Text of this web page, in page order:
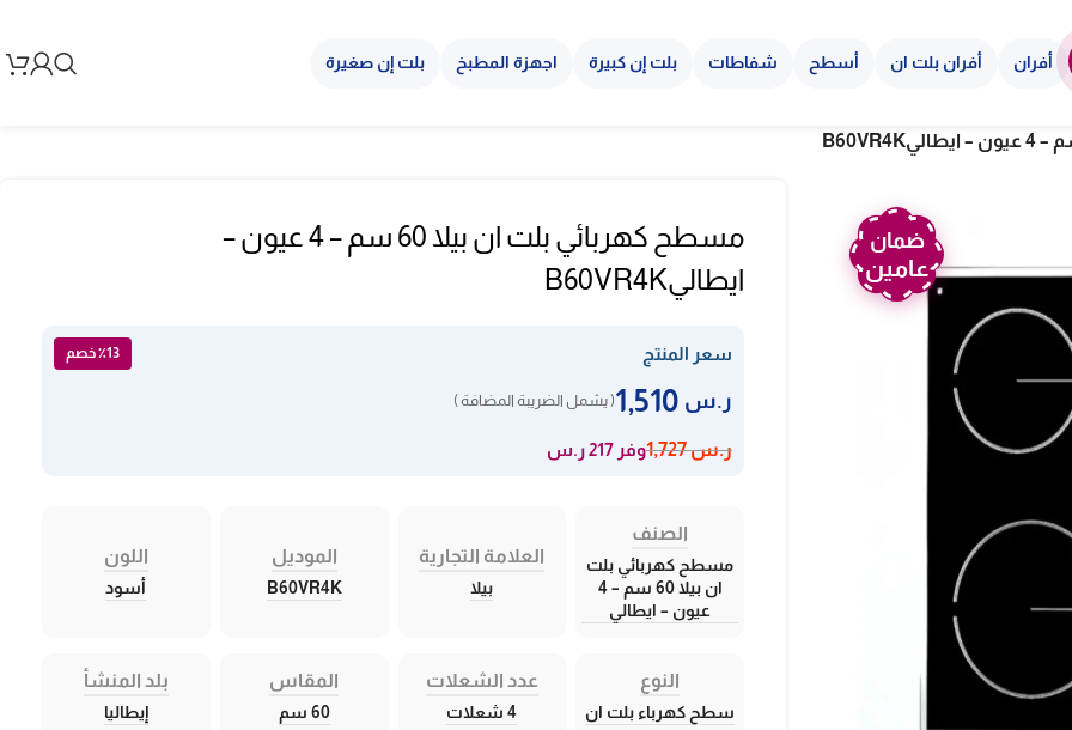
أفران أفران بلت ان أسطح شفاطات بلت إن كبيرة اجهزة المطبخ بلت إن صغيرة
ضمان
عامين
مسطح كهربائي بلت ان بيلا 60 سم – 4 عيون –
ايطاليB60VR4K
سعر المنتج ٪13 خصم
ر.س ( يشمل الضريبة المضافة )
ر.س1,727 وفر 217 ر.س
الصنف
مسطح كهربائي بلت
ان بيلا 60 سم – 4
عيون – ايطالي
العلامة التجارية
بيلا
الموديل
B60VR4K
اللون
أسود
النوع
سطح كهرباء بلت ان
عدد الشعلات
4 شعلات
المقاس
60 سم
بلد المنشأ
إيطاليا